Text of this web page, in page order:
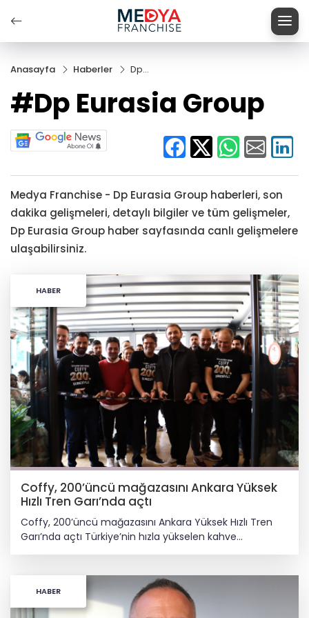
Anasayfa Haberler
Dp
Group
#Dp Eurasia Group
Medya Franchise - Dp Eurasia Group haberleri, son
dakika gelişmeleri, detaylı bilgiler ve tüm gelişmeler,
Dp Eurasia Group haber sayfasında canlı gelişmelere
ulaşabilirsiniz.
HABER
Coffy, 200’üncü mağazasını Ankara Yüksek
Hızlı Tren Garı’nda açtı
Coffy, 200’üncü mağazasını Ankara Yüksek Hızlı Tren
Garı’nda açtı Türkiye’nin hızla yükselen kahve
zincirlerinden Coffy, büyüme yolculuğunu kararlılıkla
mağazayla yola çıkan marka, 200’üncü mağazasını
Ankara Yüksek Hızlı Tren Garı’nda hizmete açtı. Dijital
altyapısı, kaliteli kahveyi erişilebilir fiyatlarla sunan
HABER